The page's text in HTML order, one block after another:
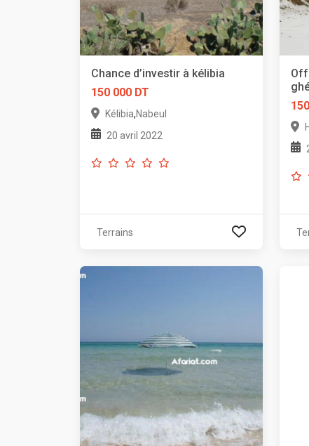
Chance d’investir à kélibia
150 000 DT
Kélibia,Nabeul
20 avril 2022
Terrains